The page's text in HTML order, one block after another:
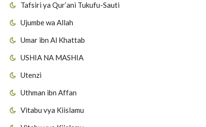
Tafsiri ya Qur’ani Tukufu-Sauti
Ujumbe wa Allah
Umar ibn Al Khattab
USHIA NA MASHIA
Utenzi
Uthman ibn Affan
Vitabu vya Kiislamu